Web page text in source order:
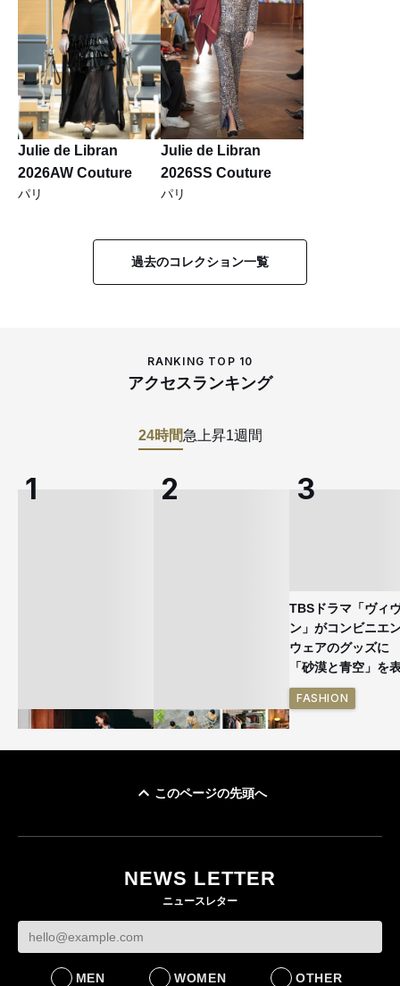
Julie de Libran
2026AW Couture
パリ
Julie de Libran
2026SS Couture
パリ
過去のコレクション一覧
RANKING TOP 10
アクセスランキング
24時間急上昇1週間
ケットなど7型を発売
FASHION
をラインナップ
LIFESTYLE
TBSドラマ「ヴィ
ン」がコンビニエ
ウェアのグッズ
「砂漠と青空」を
FASHION
このページの先頭へ
NEWS LETTER
ニュースレター
MEN WOMEN OTHER